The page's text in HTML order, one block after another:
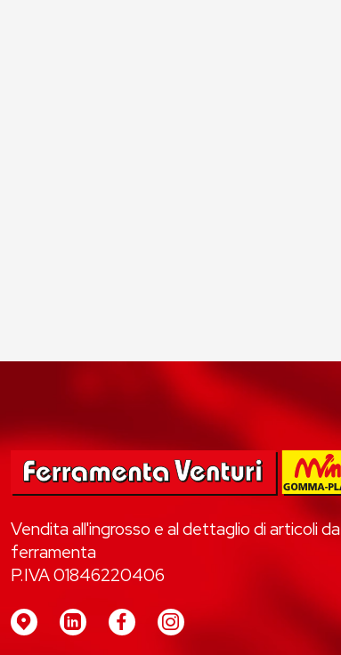
Vendita all'ingrosso e al dettaglio di articoli da
ferramenta
P.IVA 01846220406